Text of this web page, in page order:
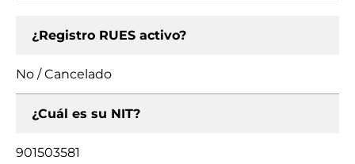
¿Registro RUES activo?
No / Cancelado
¿Cuál es su NIT?
901503581